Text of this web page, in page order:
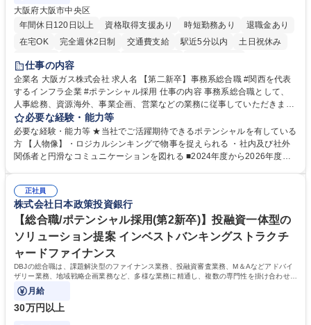
大阪府大阪市中央区
年間休日120日以上
資格取得支援あり 時短勤務あり
退職金あり
在宅OK
完全週休2日制 交通費支給 駅近5分以内
土日祝休み
服装自由
第二新卒歓迎
仕事の内容
企業名 大阪ガス株式会社 求人名 【第二新卒】事務系総合職 #関西を代表
するインフラ企業 #ポテンシャル採用 仕事の内容 事務系総合職として、
人事総務、資源海外、事業企画、営業などの業務に従事していただきま
す。 【業務内容の一例】■所属事業部の勤労業務 ■海外に関係する各種業
務 ■営業部門の企画スタッフ、ルート営業 【キャリアパス】入社後の配属
ポジションで一定期間ご活躍頂いた後、本人の適性及び将来のキャリアを
鑑みてジョブローテーションを行います。 【育成】OJTでの現場育成や研
表するインフラ企業 #ポテンシャル採用
必要な経験・能力等
必要な経験・能力等 ★当社でご活躍期待できるポテンシャルを有している
方 【人物像】・ロジカルシンキングで物事を捉えられる ・社内及び社外
関係者と円滑なコミュニケーションを図れる ■2024年度から2026年度ま
72.html ■エネルギーセキュリティの不安定化や気候変動による自然災害の
甚大化など、これまで以上に社会課題解決の重要性が高まっています。
「未来の日常」の創造に向けて持続可能な社会の実現に貢献してまいりま
す。 学歴・資格 学歴：大学院 大学 語学力： 資格：
正社員
株式会社日本政策投資銀行
【総合職/ポテンシャル採用(第2新卒)】投融資一体型の
ソリューション提案 インベストバンキングストラクチ
ャードファイナンス
DBJの総合職は、課題解決型のファイナンス業務、投融資審査業務、M＆Aなどアドバイ
ザリー業務、地域戦略企画業務など、多様な業務に精通し、複数の専門性を掛け合わせて
広く社会に貢献していく職種です。
月給
30万円以上